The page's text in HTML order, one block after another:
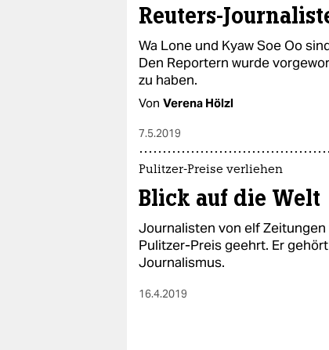
Reuters-
Wa Lone und Kyaw Soe Oo
Den Reportern wurde
zu haben.
Von Verena Hölzl
7.5.2019
Pulitzer-Preise verliehen
Blick auf die Welt
Journalisten von elf Zeitungen
Pulitzer-Preis geehrt. Er
Journalismus.
16.4.2019